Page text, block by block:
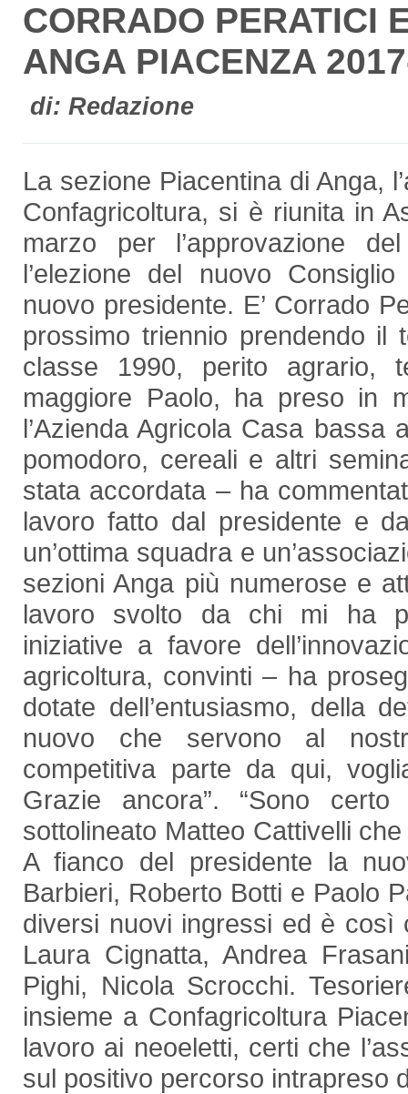
CORRADO PERATICI
ANGA PIACENZA
di: Redazione
La sezione Piacentina di Anga,
Confagricoltura, si è riunita in
marzo per l’approvazione
l’elezione del nuovo
nuovo presidente. E’ Corrado
prossimo triennio prendendo il
classe 1990, perito agrario,
maggiore Paolo, ha preso in
l’Azienda Agricola Casa
pomodoro, cereali e altri
stata accordata – ha
lavoro fatto dal presidente e
un’ottima squadra e
sezioni Anga più numerose e
lavoro svolto da chi mi ha
iniziative a favore
agricoltura, convinti – ha
dotate dell’entusiasmo, della
nuovo che servono al
competitiva parte da qui,
Grazie ancora”. “Sono
sottolineato Matteo Cattivelli
A fianco del presidente la
Barbieri, Roberto Botti e Paolo
diversi nuovi ingressi ed è così
Laura Cignatta, Andrea
Pighi, Nicola Scrocchi.
insieme a Confagricoltura
lavoro ai neoeletti, certi che
sul positivo percorso intrapreso